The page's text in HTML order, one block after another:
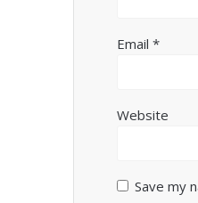
Email*
Website
Save my